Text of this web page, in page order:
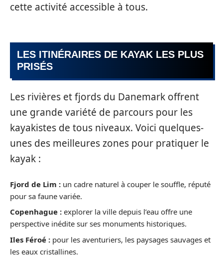
cette activité accessible à tous.
LES ITINÉRAIRES DE KAYAK LES PLUS
PRISÉS
Les rivières et fjords du Danemark offrent
une grande variété de parcours pour les
kayakistes de tous niveaux. Voici quelques-
unes des meilleures zones pour pratiquer le
kayak :
Fjord de Lim : un cadre naturel à couper le souffle, réputé
pour sa faune variée.
Copenhague : explorer la ville depuis l’eau offre une
perspective inédite sur ses monuments historiques.
Iles Féroé : pour les aventuriers, les paysages sauvages et
les eaux cristallines.